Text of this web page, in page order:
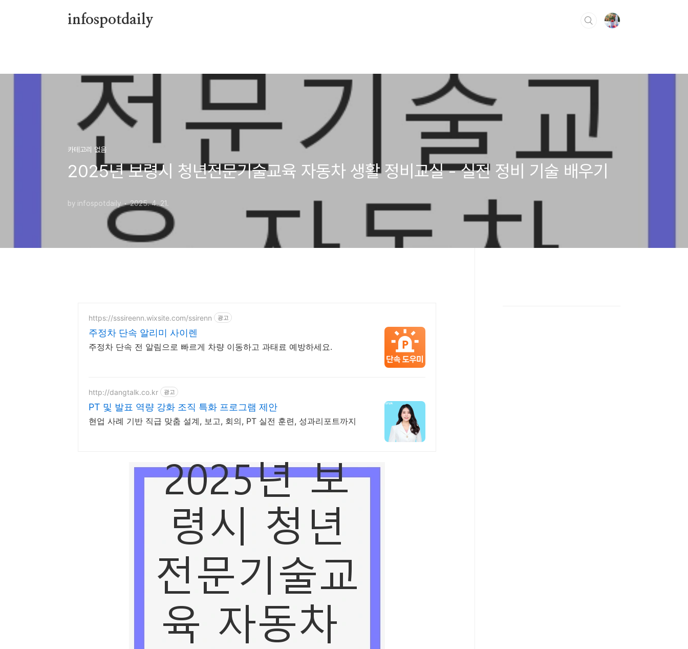
infospotdaily
카테고리 없음
2025년 보령시 청년전문기술교육 자동차 생활 정비교실 - 실전 정비 기술 배우기
by infospotdaily 2025. 4. 21.
https://sssireenn.wixsite.com/ssirenn 광고
주정차 단속 알리미 사이렌
주정차 단속 전 알림으로 빠르게 차량 이동하고 과태료 예방하세요.
http://dangtalk.co.kr 광고
PT 및 발표 역량 강화 조직 특화 프로그램 제안
현업 사례 기반 직급 맞춤 설계, 보고, 회의, PT 실전 훈련, 성과리포트까지